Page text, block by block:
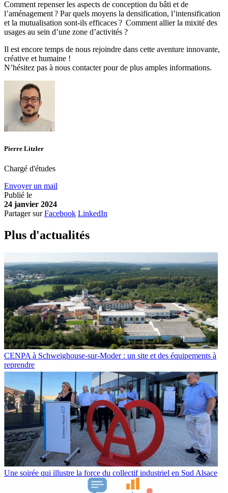
Comment repenser les aspects de conception du bâti et de
l’aménagement ? Par quels moyens la densification, l’intensification
et la mutualisation sont-ils efficaces ? Comment allier la mixité des
usages au sein d’une zone d’activités ?
Il est encore temps de nous rejoindre dans cette aventure innovante,
créative et humaine !
N’hésitez pas à nous contacter pour de plus amples informations.
Pierre Litzler
Chargé d'études
Envoyer un mail
Publié le
24 janvier 2024
Partager sur Facebook LinkedIn
Plus d'actualités
CENPA à Schweighouse-sur-Moder : un site et des équipements à
reprendre
Une soirée qui illustre la force du collectif industriel en Sud Alsace